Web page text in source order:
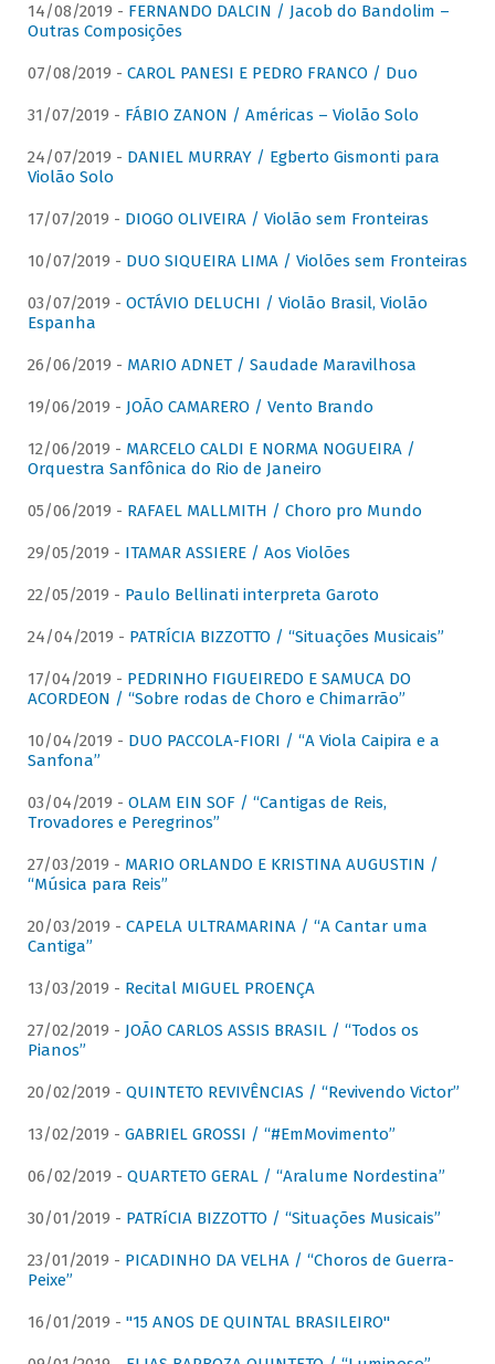
14/08/2019 - FERNANDO DALCIN / Jacob do Bandolim –
Outras Composições
07/08/2019 - CAROL PANESI E PEDRO FRANCO / Duo
31/07/2019 - FÁBIO ZANON / Américas – Violão Solo
24/07/2019 - DANIEL MURRAY / Egberto Gismonti para
Violão Solo
17/07/2019 - DIOGO OLIVEIRA / Violão sem Fronteiras
10/07/2019 - DUO SIQUEIRA LIMA / Violões sem Fronteiras
03/07/2019 - OCTÁVIO DELUCHI / Violão Brasil, Violão
Espanha
26/06/2019 - MARIO ADNET / Saudade Maravilhosa
19/06/2019 - JOÃO CAMARERO / Vento Brando
12/06/2019 - MARCELO CALDI E NORMA NOGUEIRA /
Orquestra Sanfônica do Rio de Janeiro
05/06/2019 - RAFAEL MALLMITH / Choro pro Mundo
29/05/2019 - ITAMAR ASSIERE / Aos Violões
22/05/2019 - Paulo Bellinati interpreta Garoto
24/04/2019 - PATRÍCIA BIZZOTTO / “Situações Musicais”
17/04/2019 - PEDRINHO FIGUEIREDO E SAMUCA DO
ACORDEON / “Sobre rodas de Choro e Chimarrão”
10/04/2019 - DUO PACCOLA-FIORI / “A Viola Caipira e a
Sanfona”
03/04/2019 - OLAM EIN SOF / “Cantigas de Reis,
Trovadores e Peregrinos”
27/03/2019 - MARIO ORLANDO E KRISTINA AUGUSTIN /
“Música para Reis”
20/03/2019 - CAPELA ULTRAMARINA / “A Cantar uma
Cantiga”
13/03/2019 - Recital MIGUEL PROENÇA
27/02/2019 - JOÃO CARLOS ASSIS BRASIL / “Todos os
Pianos”
20/02/2019 - QUINTETO REVIVÊNCIAS / “Revivendo Victor”
13/02/2019 - GABRIEL GROSSI / “#EmMovimento”
06/02/2019 - QUARTETO GERAL / “Aralume Nordestina”
30/01/2019 - PATRíCIA BIZZOTTO / “Situações Musicais”
23/01/2019 - PICADINHO DA VELHA / “Choros de Guerra-
Peixe”
16/01/2019 - "15 ANOS DE QUINTAL BRASILEIRO"